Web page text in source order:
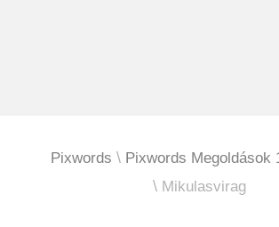
Pixwords
Pixwords Megoldások
Mikulasvirag